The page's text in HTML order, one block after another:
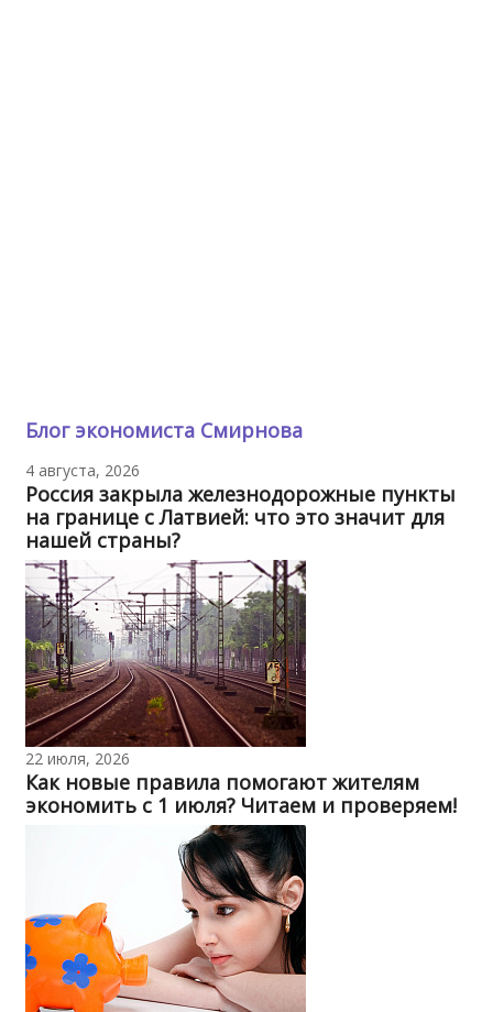
Блог экономиста Смирнова
4 августа, 2026
Россия закрыла железнодорожные пункты
на границе с Латвией: что это значит для
нашей страны?
22 июля, 2026
Как новые правила помогают жителям
экономить с 1 июля? Читаем и проверяем!